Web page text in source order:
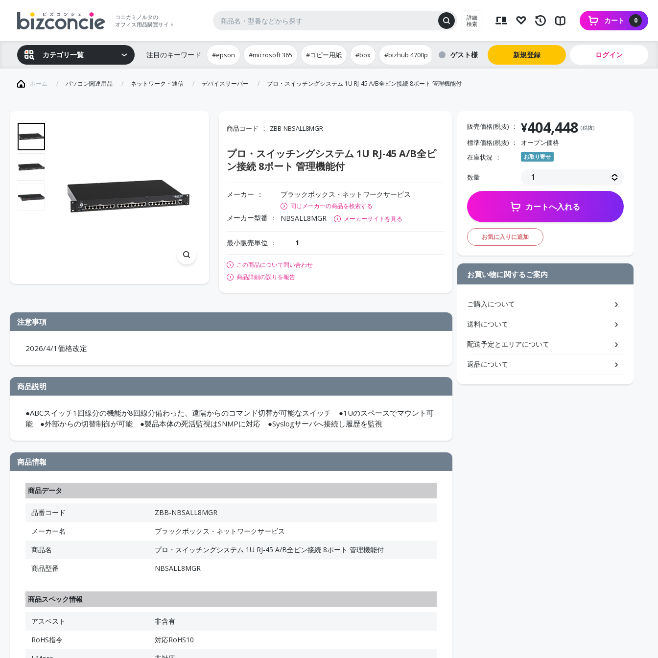
コニカミノルタの
オフィス用品購買サイト
詳細
検索
0
カート
カテゴリ一覧 注目のキーワード #epson #microsoft 365 #コピー用紙 #box #bizhub 4700p ゲスト 新規登録 ログイン
ホーム パソコン関連用品 ネットワーク・通信 デバイスサーバー プロ・スイッチングシステム 1U RJ-45 A/B全ピン接続 8ポート 管理機能付
商品コード ZBB-NBSALL8MGR
プロ・スイッチングシステム 1U RJ-45 A/B全ピ
ン接続 8ポート 管理機能付
メーカー ブラックボックス・ネットワークサービス
同じメーカーの商品を検索する
メーカー型番 NBSALL8MGR メーカーサイトを見る
最小販売単位 1
この商品について問い合わせ
商品詳細の誤りを報告
注意事項
2026/4/1価格改定
商品説明
●ABCスイッチ1回線分の機能が8回線分備わった、遠隔からのコマンド切替が可能なスイッチ ●1Uのスペースでマウント可
能 ●外部からの切替制御が可能 ●製品本体の死活監視はSNMPに対応 ●Syslogサーバへ接続し履歴を監視
商品情報
商品データ
品番コード
ZBB-NBSALL8MGR
メーカー名
ブラックボックス・ネットワークサービス
商品名
プロ・スイッチングシステム 1U RJ-45 A/B全ピン接続 8ポート 管理機能付
商品型番
NBSALL8MGR
商品スペック情報
アスベスト
非含有
RoHS指令
対応RoHS10
販売価格(税抜) ¥404,448 (税抜)
標準価格(税抜)
オープン価格
在庫状況
お取り寄せ
数量
カートへ入れる
お気に入りに追加
お買い物に関するご案内
ご購入について
送料について
配送予定とエリアについて
返品について